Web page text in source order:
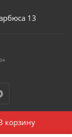
корзину
13